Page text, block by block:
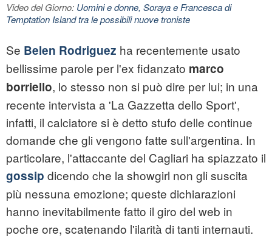
Video del Giorno: Uomini e donne, Soraya e Francesca di
Temptation Island tra le possibili nuove troniste
Se Belen Rodriguez ha recentemente usato
bellissime parole per l'ex fidanzato marco
borriello, lo stesso non si può dire per lui; in una
recente intervista a 'La Gazzetta dello Sport',
infatti, il calciatore si è detto stufo delle continue
domande che gli vengono fatte sull'argentina. In
particolare, l'attaccante del Cagliari ha spiazzato il
gossip dicendo che la showgirl non gli suscita
più nessuna emozione; queste dichiarazioni
hanno inevitabilmente fatto il giro del web in
poche ore, scatenando l'ilarità di tanti internauti.